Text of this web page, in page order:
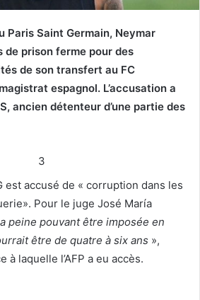
Paris Saint Germain, Neymar
de prison ferme pour des
de son transfert au FC
espagnol. L’accusation a
ancien détenteur d’une partie des
3
est accusé de « corruption dans les
Pour le juge José María
peine pouvant être imposée en
être de quatre à six ans »,
à laquelle l’AFP a eu accès.